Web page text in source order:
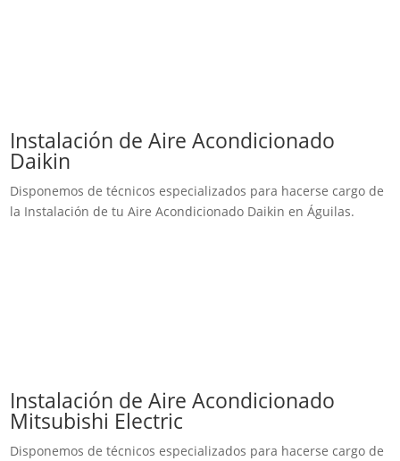
Instalación de Aire Acondicionado
Daikin
Disponemos de técnicos especializados para hacerse cargo de
la Instalación de tu Aire Acondicionado Daikin en Águilas.
Instalación de Aire Acondicionado
Mitsubishi Electric
Disponemos de técnicos especializados para hacerse cargo de